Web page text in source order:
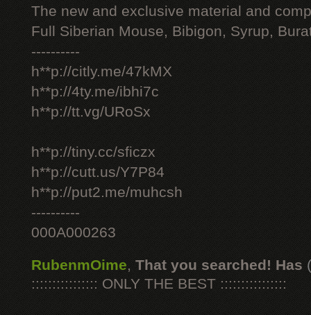
The new and exclusive material and
Full Siberian Mouse, Bibigon, Syrup,
----------
h**p://citly.me/47kMX
h**p://4ty.me/ibhi7c
h**p://tt.vg/URoSx
h**p://tiny.cc/sficzx
h**p://cutt.us/Y7P84
h**p://put2.me/muhcsh
----------
000A000263
RubenmOime, That you searched! Has
:::::::::::::::: ONLY THE BEST ::::::::::::::::